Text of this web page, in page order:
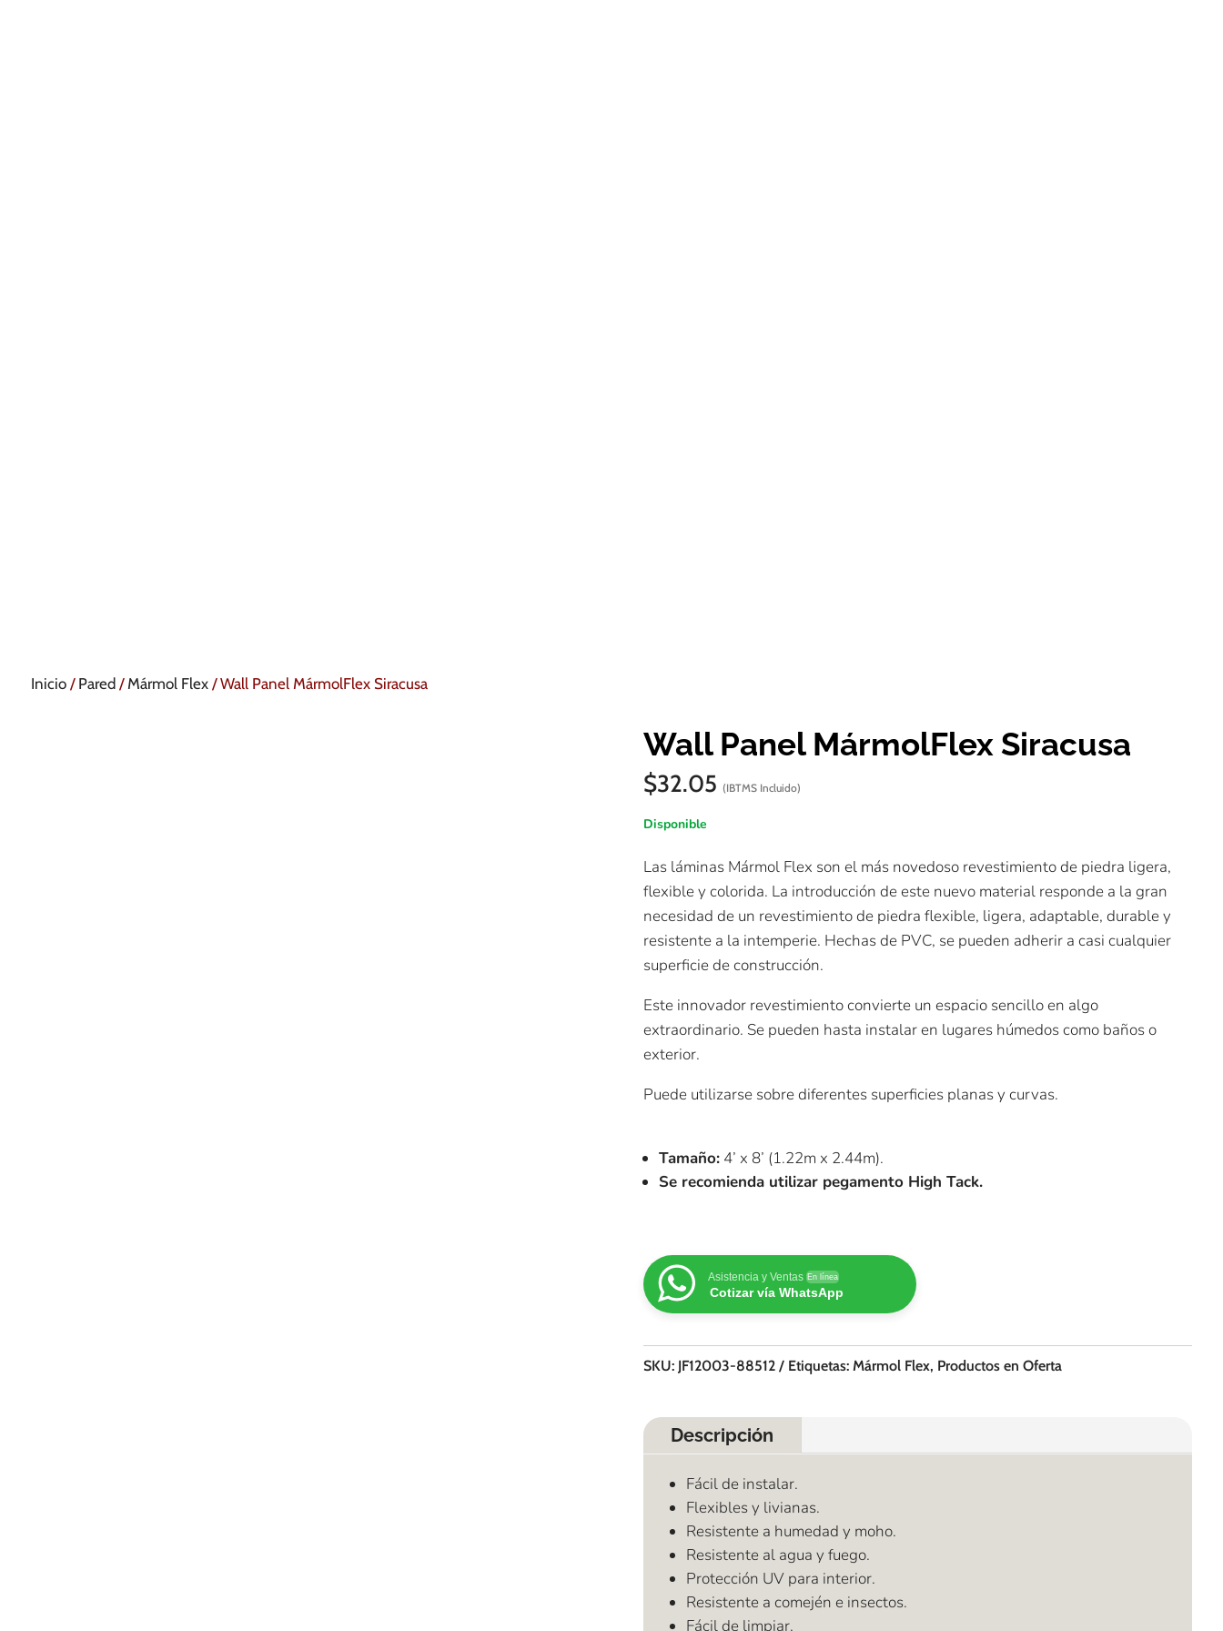
Inicio/ Pared/ Mármol Flex/ Wall Panel MármolFlex Siracusa
Wall Panel MármolFlex Siracusa
$32.05 (IBTMS Incluido)
Disponible
Las láminas Mármol Flex son el más novedoso revestimiento de piedra ligera,
flexible y colorida. La introducción de este nuevo material responde a la gran
necesidad de un revestimiento de piedra flexible, ligera, adaptable, durable y
resistente a la intemperie. Hechas de PVC, se pueden adherir a casi cualquier
superficie de construcción.
Este innovador revestimiento convierte un espacio sencillo en algo
extraordinario. Se pueden hasta instalar en lugares húmedos como baños o
exterior.
Puede utilizarse sobre diferentes superficies planas y curvas.
Tamaño: 4’ x 8’ (1.22m x 2.44m).
Se recomienda utilizar pegamento High Tack.
Asistencia y Ventas En línea
Cotizar vía WhatsApp
SKU: JF12003-88512 Etiquetas: Mármol Flex, Productos en Oferta
Descripción
Fácil de instalar.
Flexibles y livianas.
Resistente a humedad y moho.
Resistente al agua y fuego.
Protección UV para interior.
Resistente a comején e insectos.
Fácil de limpiar.